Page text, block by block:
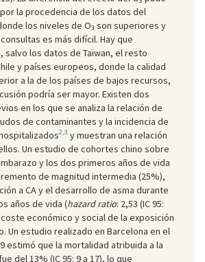
la procedencia de los datos del
los niveles de O3 son superiores y
es más difícil. Hay que
salvo los datos de Taiwan, el resto
y países europeos, donde la calidad
a la de los países de bajos recursos,
podría ser mayor. Existen dos
en los que se analiza la relación de
de contaminantes y la incidencia de
2,3 y muestran una relación
Un estudio de cohortes chino sobre
y los dos primeros años de vida
de magnitud intermedia (25%),
a CA y el desarrollo de asma durante
años de vida (hazard ratio: 2,53 (IC 95:
coste económico y social de la exposición
Un estudio realizado en Barcelona en el
estimó que la mortalidad atribuida a la
del 13% (IC 95: 9 a 17), lo que